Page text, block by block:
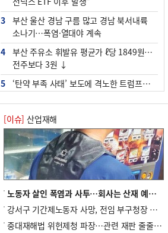
3
부산 울산 경남 구름 많고 경남 북서내륙
소나기…폭염·열대야 계속
4
부산 주유소 휘발유 평균가 ℓ당 1849원…
전주보다 3원 ↓
5
‘탄약 부족 사태’ 보도에 격노한 트럼프…
6
부산 앞바다에 기름 425ℓ 유출한 러시아
화물선 적발
7
[2026 부산청소년극지체험탐험대 현장르
포] 2회 : 하늘에서 만난 얼음의 나라
8
입추 지났지만 푹푹 찐다…온열질환자 10
년 만에 3배
9
[속보] ‘심판 성접대’ 논란 축구협회 공식
사과…“현재는 부적절 행위 없어”
[이슈] 산업재해
노동자 살인 폭염과 사투…회사는 산재 예방·전기료 절감 전력
강서구 기간제노동자 사망, 전임 부구청장 檢 송치
중대재해법 위헌제청 파장…관련 재판 줄줄이 브레이크